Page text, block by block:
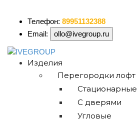
Телефон: 89951132388
Email:
ollo@ivegroup.ru
Изделия
Перегородки лофт
Стационарные
С дверями
Угловые